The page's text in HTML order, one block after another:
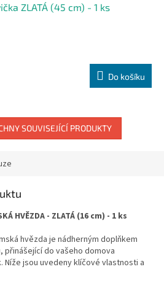
ZLATÁ (45 cm) - 1 ks
Do košíku
SOUVISEJÍCÍ PRODUKTY
HVĚZDA - ZLATÁ (16 cm) - 1 ks
hvězda je nádherným doplňkem
přinášející do vašeho domova
Níže jsou uvedeny klíčové vlastnosti a